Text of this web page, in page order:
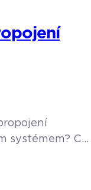
systémem? Co